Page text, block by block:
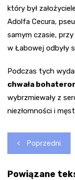
który był
Adolfa Cecura,
samym czasie, przy
w Łabowej odbyły
Podczas tych
chwała
wybrzmiewały z
niezłomności i
wpisu
Poprzedni
Powiązane